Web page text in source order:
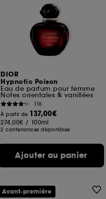
DIOR
Hypnotic Poison
Eau de parfum pour femme
Notes orientales & vanillées
116
À partir de 137,00€
274,00€ / 100ml
2 contenances disponibles
Ajouter au panier
Avant-première